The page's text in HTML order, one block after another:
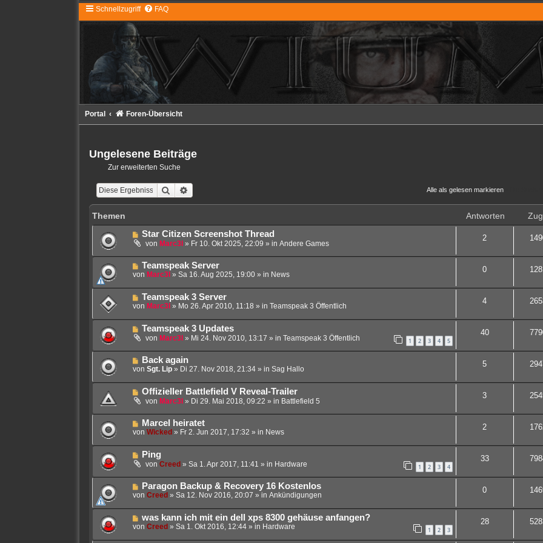
Schnellzugriff FAQ
Portal Foren-Übersicht
Ungelesene Beiträge
Zur erweiterten Suche
Suche Alle als gelesen markieren• Die Suche
Themen Antworten
N
e
e
B
r
a
g
Star Citizen Screenshot Thread
von Marc3l » Fr 10. Okt 2025, 22:09 » in Andere Games
2
N
e
e
B
r
a
g
Teamspeak Server
von Marc3l » Sa 16. Aug 2025, 19:00» in News
0
N
e
e
B
r
a
g
Teamspeak 3 Server
von Marc3l » Mo 26. Apr 2010, 11:18 » in Teamspeak 3 Öffentlich
4
N
e
e
B
r
a
g
Teamspeak 3 Updates
von Marc3l » Mi 24. Nov 2010, 13:17 » in Teamspeak 3 Öffentlich 1 2 3 4 5
40
N
e
e
r
B
r
a
g
Back again
von Sgt. Lip» Di 27. Nov 2018, 21:34» in Sag Hallo
5
N
e
e
B
r
a
g
Offizieller Battlefield V Reveal-Trailer
von Marc3l » Di 29. Mai 2018, 09:22 » in Battlefield 5
3
N
e
e
B
r
a
g
Marcel heiratet
von Wicked » Fr 2. Jun 2017, 17:32 » in News
2
N
e
e
B
r
a
Ping
von Creed » Sa 1. Apr 2017, 11:41 » in Hardware 1 2 3 4
33
N
e
e
r
B
Paragon Backup & Recovery 16 Kostenlos
von Creed » Sa 12. Nov 2016, 20:07 » in Ankündigungen
0
N
e
was kann ich mit ein dell xps 8300 gehäuse anfangen?
von Creed » Sa 1. Okt 2016, 12:44» in Hardware 1 2 3
28